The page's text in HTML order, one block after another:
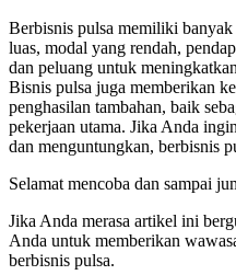
Berbisnis pulsa memiliki
luas, modal yang rendah,
dan peluang untuk
Bisnis pulsa juga memberikan
penghasilan tambahan, baik
pekerjaan utama. Jika Anda
dan menguntungkan, berbisnis
Selamat mencoba dan sampai
Jika Anda merasa artikel ini
Anda untuk memberikan
berbisnis pulsa.